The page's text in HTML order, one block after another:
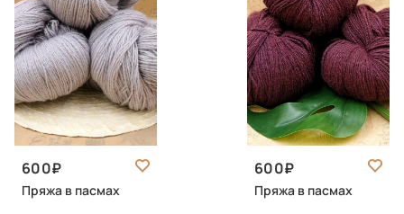
600
Пряжа в пасмах
600
Пряжа в пасмах